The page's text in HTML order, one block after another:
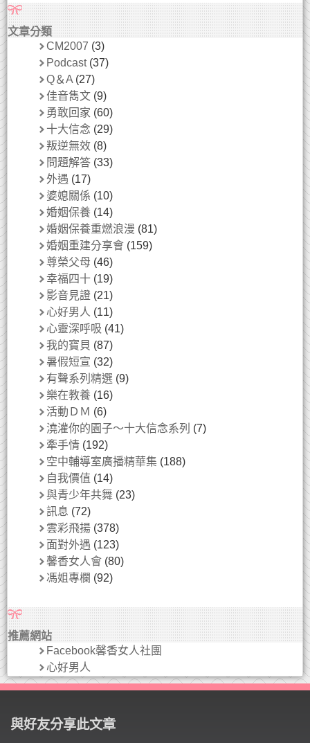
文章分類
CM2007 (3)
Podcast(37)
Q＆A (27)
佳音雋文 (9)
勇敢回家 (60)
十大信念 (29)
叛逆無效 (8)
問題解答 (33)
外遇 (17)
婆媳關係 (10)
婚姻保養 (14)
婚姻保養重燃浪漫 (81)
婚姻重建分享會 (159)
尊榮父母 (46)
幸福四十 (19)
影音見證 (21)
心好男人 (11)
心靈深呼吸 (41)
我的寶貝 (87)
暑假短宣 (32)
有聲系列精選 (9)
樂在教養 (16)
活動ＤＭ (6)
澆灌你的園子～十大信念系列 (7)
牽手情 (192)
空中輔導室廣播精華集 (188)
自我價值 (14)
與青少年共舞 (23)
訊息 (72)
雲彩飛揚 (378)
面對外遇 (123)
馨香女人會 (80)
馮姐專欄 (92)
推薦網站
Facebook馨香女人社團
心好男人
與好友分享此文章